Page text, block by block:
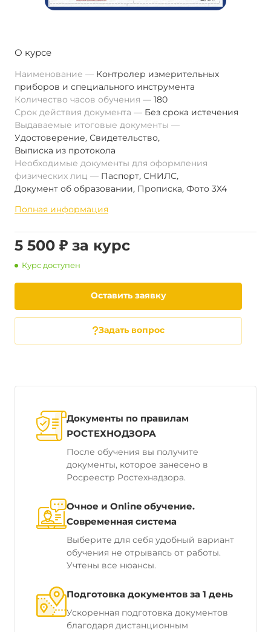
О курсе
Наименование
Контролер измерительных
приборов и специального инструмента
Количество часов обучения
180
Срок действия документа
Без срока истечения
Выдаваемые итоговые документы
Удостоверение, Свидетельство,
Выписка из протокола
Необходимые документы для оформления
физических лиц
Паспорт, СНИЛС,
Документ об образовании, Прописка, Фото 3Х4
Полная информация
5 500 ₽ за курс
Курс доступен
Оставить заявку
Задать вопрос
Документы по правилам
РОСТЕХНОДЗОРА
После обучения вы получите
документы, которое занесено в
Росреестр Ростехнадзора.
Очное и Online обучение.
Современная система
Выберите для себя удобный вариант
обучения не отрываясь от работы.
Учтены все нюансы.
Подготовка документов за 1 день
Ускоренная подготовка документов
благодаря дистанционным